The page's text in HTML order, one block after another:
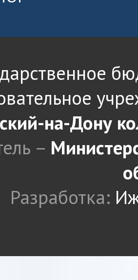
на-Дону
–
Разработка: